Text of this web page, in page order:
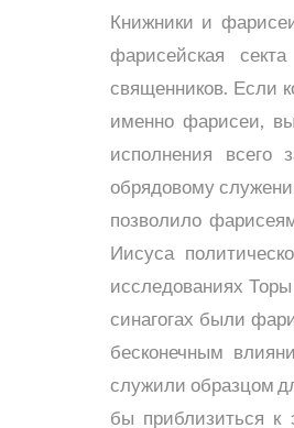
Книжники и
фарисейская
священников. Если
именно фарисеи,
исполнения всего
обрядовому
позволило
Иисуса
исследованиях
синагогах были
бесконечным
служили образцом
бы приблизиться